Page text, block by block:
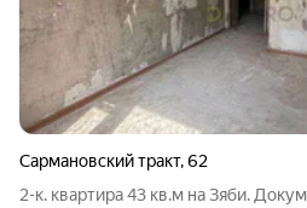
Сармановский тракт,62
2-к. квартира 43 кв.м на Зяби.